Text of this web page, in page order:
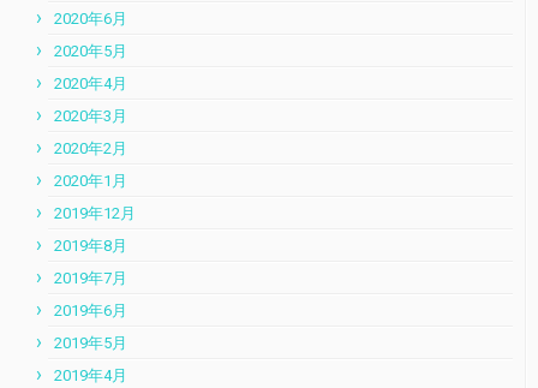
2020年6月
2020年5月
2020年4月
2020年3月
2020年2月
2020年1月
2019年12月
2019年8月
2019年7月
2019年6月
2019年5月
2019年4月